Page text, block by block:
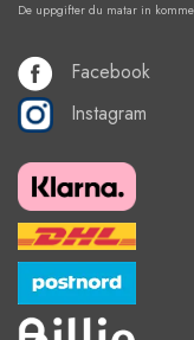
De uppgifter du matar in
Facebook
Instagram